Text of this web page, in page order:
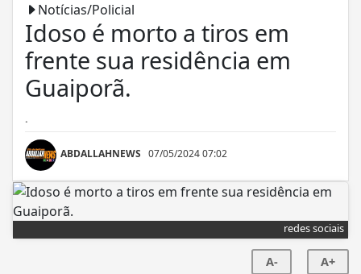
Notícias/Policial
Idoso é morto a tiros em
frente sua residência em
Guaiporã.
.
ABDALLAHNEWS 07/05/2024 07:02
redes sociais
A- A+